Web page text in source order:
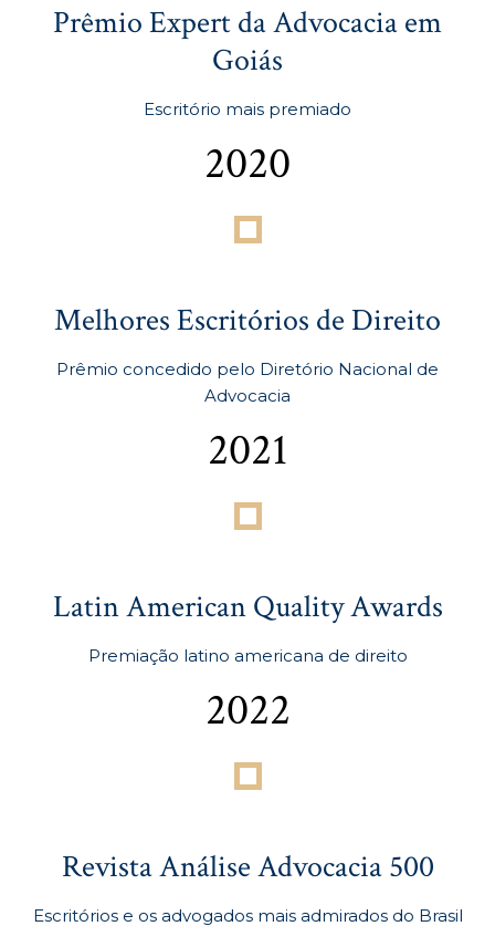
Prêmio Expert da Advocacia em
Goiás
Escritório mais premiado
2020
Melhores Escritórios de Direito
Prêmio concedido pelo Diretório Nacional de
Advocacia
2021
Latin American Quality Awards
Premiação latino americana de direito
2022
Revista Análise Advocacia 500
Escritórios e os advogados mais admirados do Brasil